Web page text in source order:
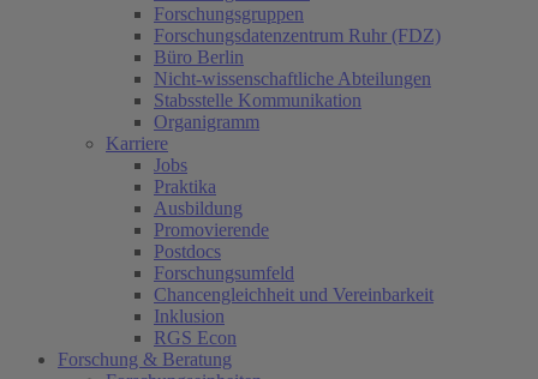
Forschungsgruppen
Forschungsdatenzentrum Ruhr (FDZ)
Büro Berlin
Nicht-wissenschaftliche Abteilungen
Stabsstelle Kommunikation
Organigramm
Karriere
Jobs
Praktika
Ausbildung
Promovierende
Postdocs
Forschungsumfeld
Chancengleichheit und Vereinbarkeit
Inklusion
RGS Econ
Forschung & Beratung